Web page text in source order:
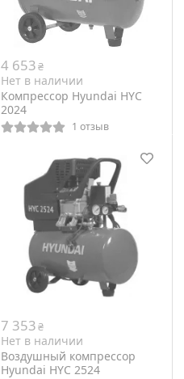
4 653₴
Нет в наличии
Компрессор Hyundai HYC
2024
1 отзыв
Давление: 8 Бар
Производительность: 250 л/
Объем ресивера: 24 л
Вес: 24 кг
7 353₴
Нет в наличии
Воздушный компрессор
Hyundai HYC 2524